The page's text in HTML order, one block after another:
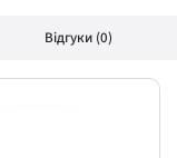
Відгуки (0)